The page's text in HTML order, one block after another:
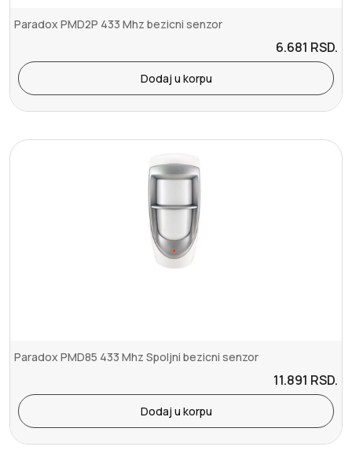
Paradox PMD2P 433 Mhz bezicni senzor
6.681 RSD.
Dodaj u korpu
Paradox PMD85 433 Mhz Spoljni bezicni senzor
11.891 RSD.
Dodaj u korpu